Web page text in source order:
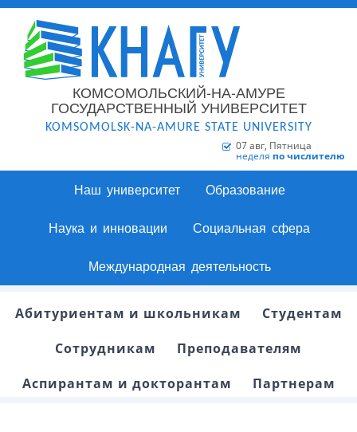
КОМСОМОЛЬСКИЙ-НА-АМУРЕ
ГОСУДАРСТВЕННЫЙ УНИВЕРСИТЕТ
KOMSOMOLSK-NA-AMURE STATE UNIVERSITY
07 авг, Пятница
неделя по числителю
Наш университет Образование
Наука и инновации Социальная сфера
Международная деятельность
Абитуриентам и школьникам
Студентам
Сотрудникам
Преподавателям
Аспирантам и докторантам
Партнерам